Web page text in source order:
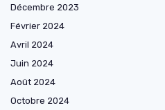
Décembre 2023
Février 2024
Avril 2024
Juin 2024
Août 2024
Octobre 2024